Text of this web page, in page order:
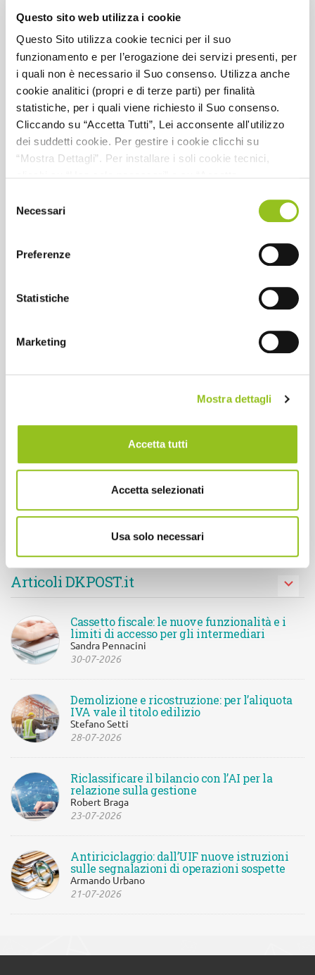
Questo sito web utilizza i cookie
Questo Sito utilizza cookie tecnici per il suo
funzionamento e per l’erogazione dei servizi presenti, per
i quali non è necessario il Suo consenso. Utilizza anche
cookie analitici (propri e di terze parti) per finalità
statistiche, per i quali viene richiesto il Suo consenso.
Cliccando su “Accetta Tutti”, Lei acconsente all'utilizzo
dei suddetti cookie. Per gestire i cookie clicchi su
“Mostra Dettagli”. Per installare i soli cookie tecnici,
statistica (analitici). Per richiamare il banner, anche in
sull'icona posizionata in basso a sinistra di ciascuna
pagina del Sito. Per maggiori informazioni consulta la
delNecessari
Preferenze
Statistiche
Marketing
Mostra dettagli
Accetta tutti
Accetta selezionati
Usa solo necessari
Concerto
Ti sei già iscritto a un corso eLearning oppure a un evento
streaming Concerto?
CNDCEC
Ti sei già iscritto a un corso eLearning oppure a un evento
Accedi alle tue iscrizioni cliccando sui pulsanti qui sotto.
I miei eventi STREAMING
aggiornato sui corsi di formazione e gli eventi streaming.
ISCRIVITI
Articoli DKPOST.it
Cassetto fiscale: le nuove funzionalità e i
limiti di accesso per gli intermediari
Sandra Pennacini
30-07-2026
Demolizione e ricostruzione: per l’aliquota
IVA vale il titolo edilizio
Stefano Setti
28-07-2026
Riclassificare il bilancio con l’AI per la
relazione sulla gestione
Robert Braga
23-07-2026
Antiriciclaggio: dall’UIF nuove istruzioni
sulle segnalazioni di operazioni sospette
Armando Urbano
21-07-2026